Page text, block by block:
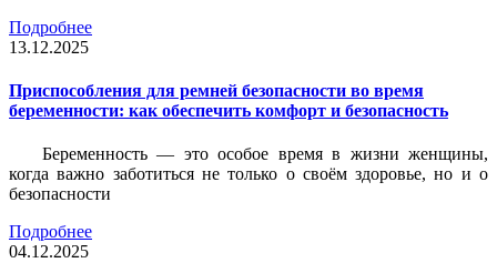
Подробнее
13.12.2025
Приспособления для ремней безопасности во время
беременности: как обеспечить комфорт и безопасность
Беременность — это особое время в жизни женщины,
когда важно заботиться не только о своём здоровье, но и о
безопасности
Подробнее
04.12.2025